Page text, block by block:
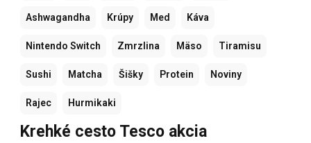
Ashwagandha Krúpy Med Káva
Nintendo Switch Zmrzlina Mäso Tiramisu
Sushi Matcha Šišky Protein Noviny
Rajec Hurmikaki
Krehké cesto Tesco akcia